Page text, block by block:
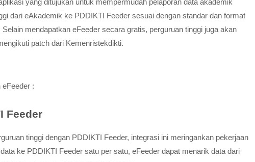
yang ditujukan untuk mempermudah pelaporan data akademik
dari eAkademik ke PDDIKTI Feeder sesuai dengan standar dan format
mendapatkan eFeeder secara gratis, perguruan tinggi juga akan
patch dari Kemenristekdikti.
eFeeder :
Feeder
tinggi dengan PDDIKTI Feeder, integrasi ini meringankan pekerjaan
ke PDDIKTI Feeder satu per satu, eFeeder dapat menarik data dari